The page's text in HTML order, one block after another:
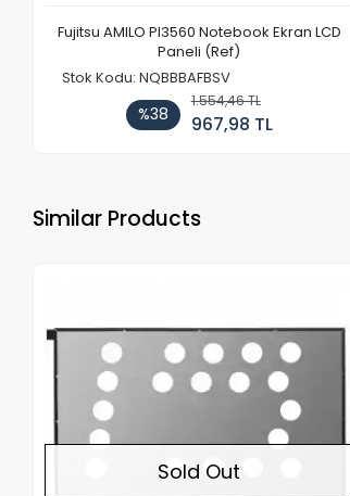
Fujitsu AMILO PI3560 Notebook Ekran LCD
Paneli (Ref)
Stok Kodu: NQBBBAFBSV
%38
1.554,46 TL
967,98 TL
Similar Products
Sold Out